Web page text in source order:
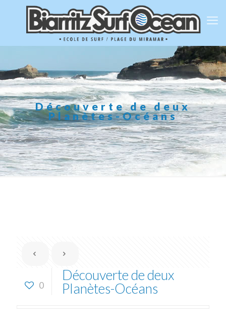
Découverte de deux
Planètes-Océans
0
Découverte de deux
Planètes-Océans